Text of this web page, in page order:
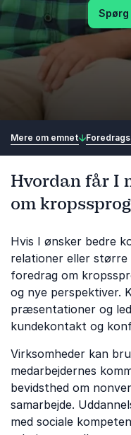
Mere om emnet
Hvordan får I
om
Hvis I ønsker bedre
relationer eller større
foredrag om
og nye perspektiver.
præsentationer og
kundekontakt og
Virksomheder kan
medarbejdernes
bevidsthed om
samarbejde.
med sociale